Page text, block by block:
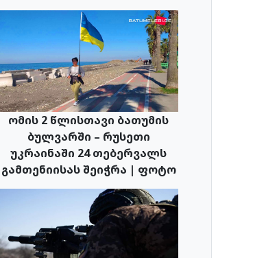
ომის 2 წლისთავი ბათუმის
ბულვარში – რუსეთი
უკრაინაში 24 თებერვალს
გამთენიისას შეიჭრა | ფოტო